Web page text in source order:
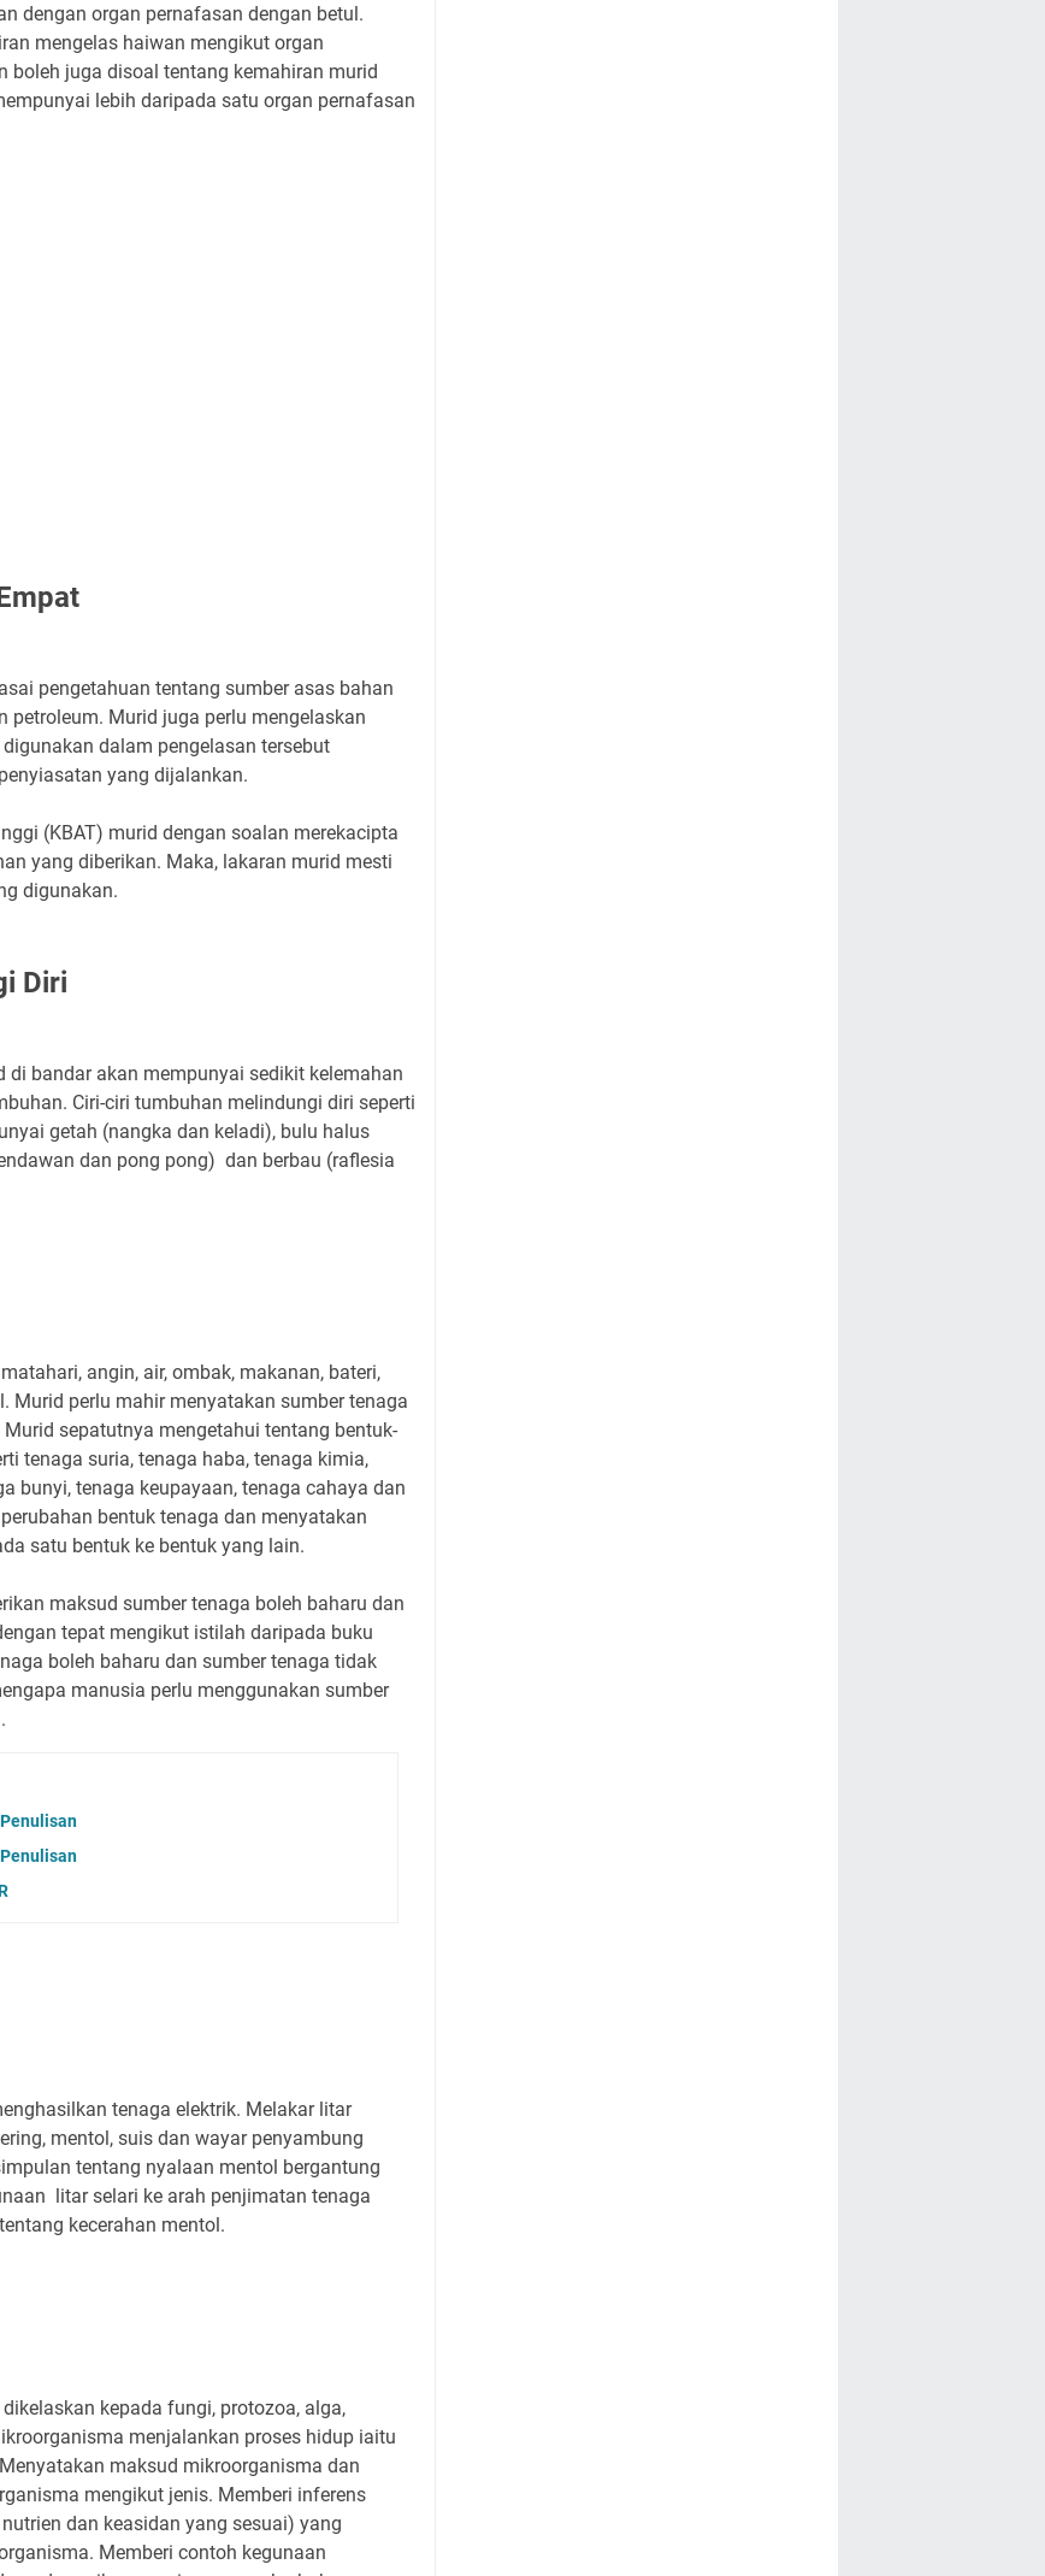
dengan organ pernafasan dengan betul.
mengelas haiwan mengikut organ
boleh juga disoal tentang kemahiran murid
lebih daripada satu organ pernafasan
pengetahuan tentang sumber asas bahan
petroleum. Murid juga perlu mengelaskan
dalam pengelasan tersebut
yang dijalankan.
(KBAT) murid dengan soalan merekacipta
yang diberikan. Maka, lakaran murid mesti
digunakan.
Diri
bandar akan mempunyai sedikit kelemahan
Ciri-ciri tumbuhan melindungi diri seperti
getah (nangka dan keladi), bulu halus
dan pong pong) dan berbau (raflesia
angin, air, ombak, makanan, bateri,
Murid perlu mahir menyatakan sumber tenaga
sepatutnya mengetahui tentang bentuk-
tenaga suria, tenaga haba, tenaga kimia,
bunyi, tenaga keupayaan, tenaga cahaya dan
bentuk tenaga dan menyatakan
satu bentuk ke bentuk yang lain.
maksud sumber tenaga boleh baharu dan
tepat mengikut istilah daripada buku
boleh baharu dan sumber tenaga tidak
manusia perlu menggunakan sumber
tenaga elektrik. Melakar litar
mentol, suis dan wayar penyambung
tentang nyalaan mentol bergantung
litar selari ke arah penjimatan tenaga
kecerahan mentol.
kepada fungi, protozoa, alga,
menjalankan proses hidup iaitu
maksud mikroorganisma dan
mengikut jenis. Memberi inferens
dan keasidan yang sesuai) yang
Memberi contoh kegunaan